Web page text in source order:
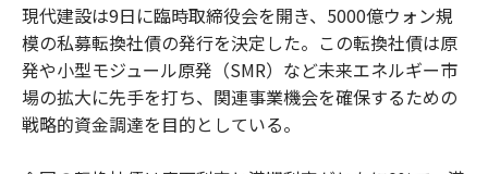
現代建設は9日に臨時取締役会を開き、5000億ウォン規
模の私募転換社債の発行を決定した。この転換社債は原
発や小型モジュール原発（SMR）など未来エネルギー市
場の拡大に先手を打ち、関連事業機会を確保するための
戦略的資金調達を目的としている。